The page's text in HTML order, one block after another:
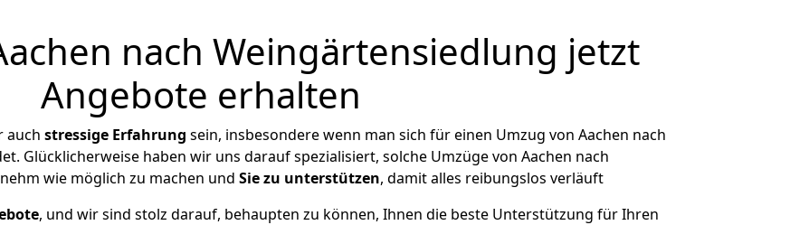
nach Weingärtensiedlung jetzt
Angebote erhalten
auch stressige Erfahrung sein, insbesondere wenn man sich für einen Umzug von Aachen nach
Glücklicherweise haben wir uns darauf spezialisiert, solche Umzüge von Aachen nach
wie möglich zu machen und Sie zu unterstützen, damit alles reibungslos verläuft
, und wir sind stolz darauf, behaupten zu können, Ihnen die beste Unterstützung für Ihren